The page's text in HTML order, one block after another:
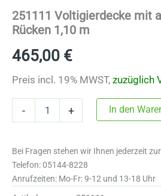
251111 Voltigierdecke mit
Rücken 1,10 m
465,00 €
Preis incl. 19% MWST, zuzüglich
-
Voltigierdecke
Rücken
1,10
m
Menge
+ In den
Bei Fragen stehen wir Ihnen jederzeit
Telefon: 05144-8228
Anrufzeiten: Mo-Fr: 9-12 und 13-18 Uhr